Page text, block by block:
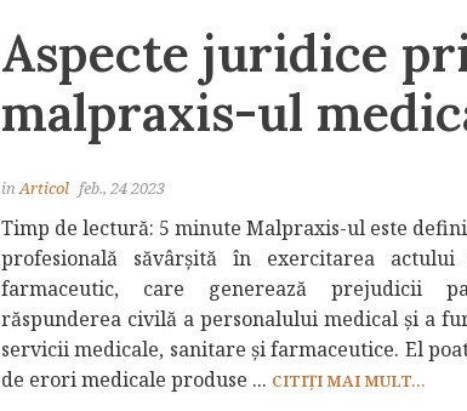
Aspecte juridice
malpraxis-ul
inArticol feb., 24 2023
Timp de lectură: 5 minute Malpraxis-ul este
profesională săvârșită în exercitarea
farmaceutic, care generează prejudicii
răspunderea civilă a personalului medical și a
servicii medicale, sanitare și farmaceutice. El
de erori medicale produse ... CITIȚI MAI MULT...